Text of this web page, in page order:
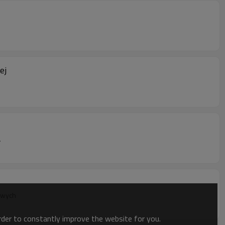
to constantly improve the website for you.